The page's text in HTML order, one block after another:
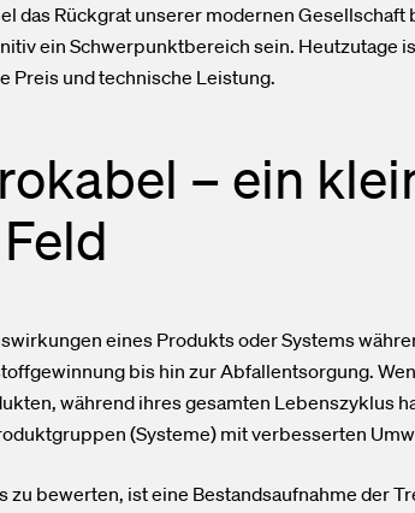
das Rückgrat unserer modernen
ein Schwerpunktbereich sein. Heutzutage
Preis und technische Leistung.
– ein
eines Produkts oder Systems
bis hin zur Abfallentsorgung.
während ihres gesamten Lebenszyklus
(Systeme) mit verbesserten
zu bewerten, ist eine Bestandsaufnahme der